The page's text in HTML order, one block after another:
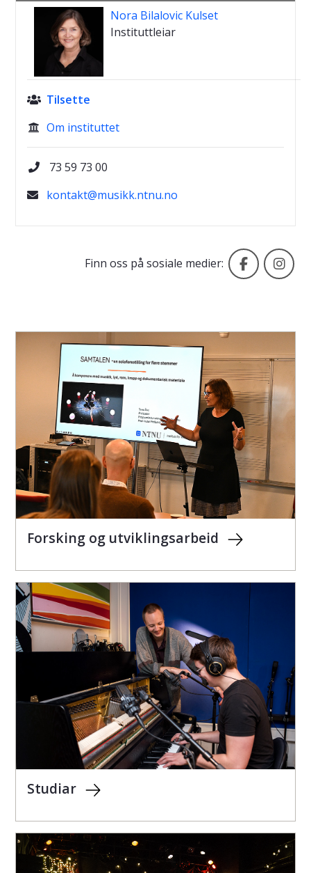
Nora Bilalovic Kulset
Instituttleiar
 Tilsette
 Om instituttet

73 59 73 00
kontakt@musikk.ntnu.no
Finn oss på sosiale medier: Institutt
Forsking og utviklingsarbeid
Studiar